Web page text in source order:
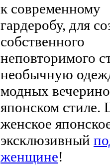
к современному
гардеробу, для
собственного
неповторимого
необычную
модных
японском стиле.
женское
эксклюзивный
женщине!